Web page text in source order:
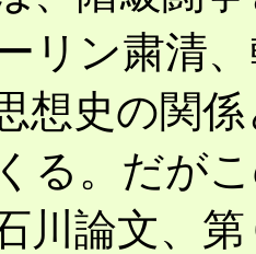
リン粛清
想史の関
る。だが
川論文、